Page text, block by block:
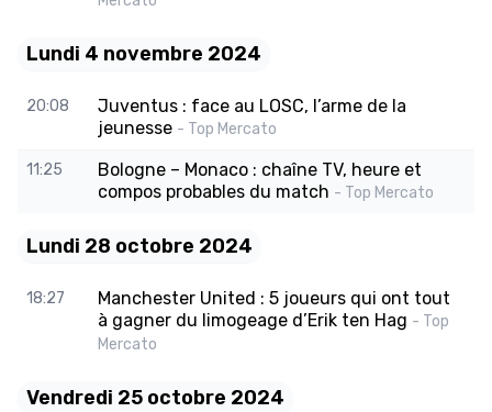
Lundi 4 novembre 2024
20:08
Juventus : face au LOSC, l’arme de la
jeunesse - Top Mercato
11:25
Bologne – Monaco : chaîne TV, heure et
compos probables du match - Top Mercato
Lundi 28 octobre 2024
18:27
Manchester United : 5 joueurs qui ont tout
à gagner du limogeage d’Erik ten Hag - Top
Mercato
Vendredi 25 octobre 2024